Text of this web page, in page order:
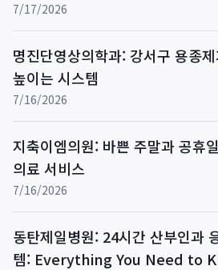
7/17/2026
명진단영상의학과: 강서구 용종
높이는 시스템
7/16/2026
지축이엠의원: 바쁜 주말과 공휴
의료 서비스
7/16/2026
동탄제일병원: 24시간 산부인과
템: Everything You Need to